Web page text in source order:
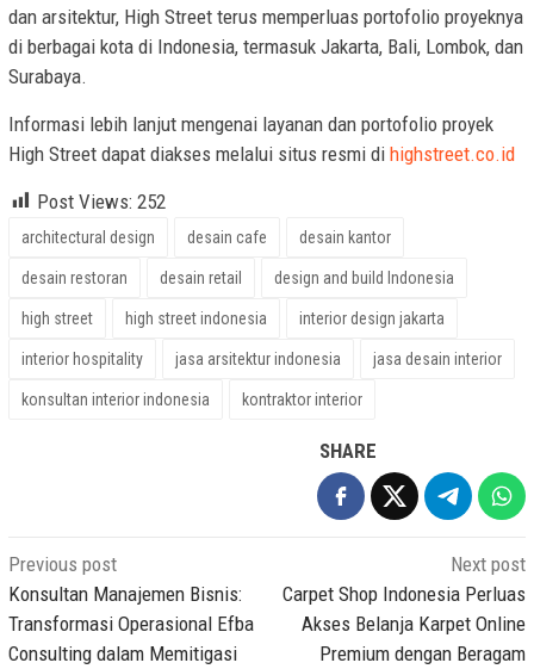
dan arsitektur, High Street terus memperluas portofolio proyeknya
di berbagai kota di Indonesia, termasuk Jakarta, Bali, Lombok, dan
Surabaya.
Informasi lebih lanjut mengenai layanan dan portofolio proyek
High Street dapat diakses melalui situs resmi di highstreet.co.id
Post Views: 252
architectural design desain cafe desain kantor
desain restoran desain retail design and build Indonesia
high street high street indonesia interior design jakarta
interior hospitality jasa arsitektur indonesia jasa desain interior
konsultan interior indonesia kontraktor interior
SHARE
Post
navigation
Previous post
Konsultan Manajemen Bisnis:
Transformasi Operasional Efba
Consulting dalam Memitigasi
Next post
Carpet Shop Indonesia Perluas
Akses Belanja Karpet Online
Premium dengan Beragam